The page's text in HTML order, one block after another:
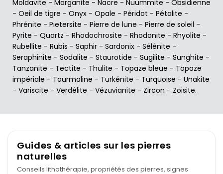
Moldavite - Morganite - Nacre - Nuummite - Obsidienne
- Oeil de tigre - Onyx - Opale - Péridot - Pétalite -
Phrénite - Pietersite - Pierre de lune - Pierre de soleil -
Pyrite - Quartz - Rhodochrosite - Rhodonite - Rhyolite -
Rubellite - Rubis - Saphir - Sardonix - Sélénite -
Seraphinite - Sodalite - Staurotide - Sugilite - Sunghite -
Tanzanite - Tectite - Thulite - Topaze bleue - Topaze
impériale - Tourmaline - Turkénite - Turquoise - Unakite
- Variscite - Verdélite - Vézuvianite - Zircon - Zoisite.
Guides & articles sur les pierres
naturelles
Conseils lithothérapie, propriétés des pierres, signes